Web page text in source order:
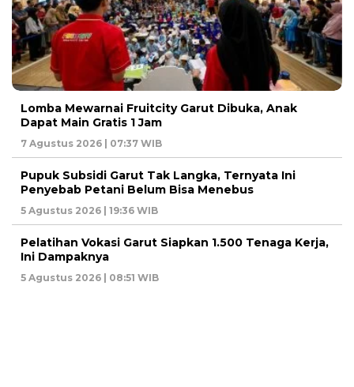
Lomba Mewarnai Fruitcity Garut Dibuka, Anak
Dapat Main Gratis 1 Jam
7 Agustus 2026 | 07:37 WIB
Pupuk Subsidi Garut Tak Langka, Ternyata Ini
Penyebab Petani Belum Bisa Menebus
5 Agustus 2026 | 19:36 WIB
Pelatihan Vokasi Garut Siapkan 1.500 Tenaga Kerja,
Ini Dampaknya
5 Agustus 2026 | 08:51 WIB